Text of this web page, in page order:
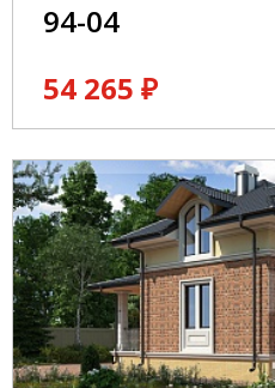
94-04
54 265 ₽